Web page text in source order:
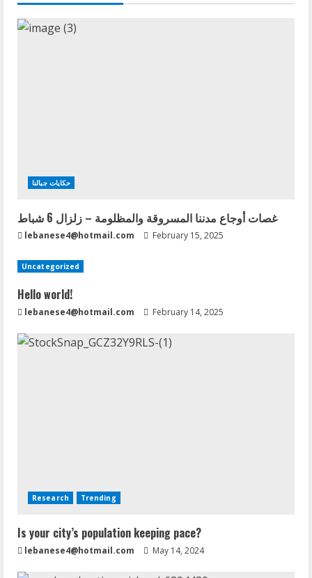
حكايات جبالنا
غصات أوجاع مدننا المسروقة والمظلومة – زلزال 6 شباط
lebanese4@hotmail.com February 15, 2025
Uncategorized
Hello world!
lebanese4@hotmail.com February 14, 2025
Research Trending
Is your city’s population keeping pace?
lebanese4@hotmail.com May 14, 2024